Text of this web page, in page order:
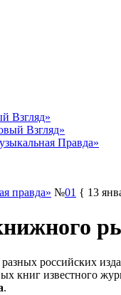
Взгляд»
Взгляд»
Правда»
правда» №01 { 13
российских
книг известного
.